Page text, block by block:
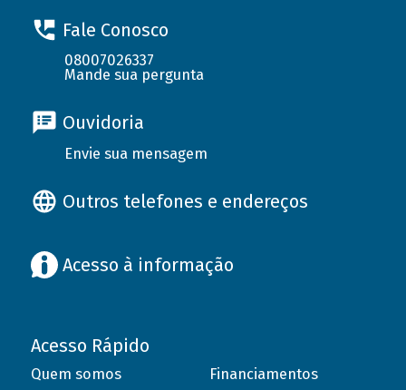
Fale Conosco
08007026337
Mande sua pergunta
Ouvidoria
Envie sua mensagem
Outros telefones e endereços
Acesso à informação
Acesso Rápido
Quem somos
Financiamentos